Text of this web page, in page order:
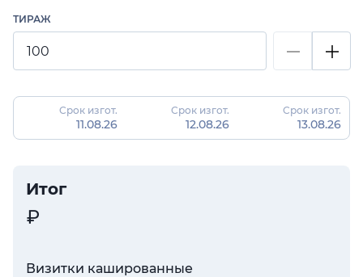
ТИРАЖ
Срок изгот.
11.08.26
Срок изгот.
12.08.26
Срок изгот.
13.08.26
Итог
Визитки кашированные